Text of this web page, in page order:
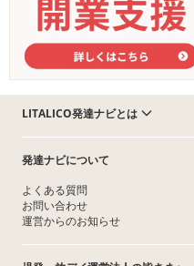
LITALICO発達ナビとは
発達ナビについて
よくある質問
お問い合わせ
運営からのお知らせ